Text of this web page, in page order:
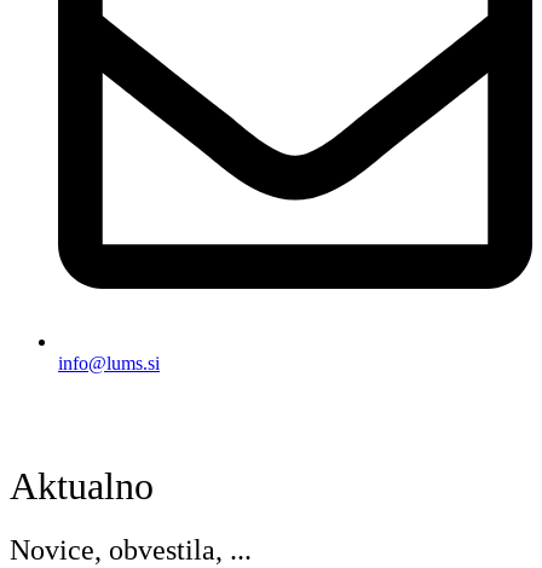
info@lums.si
Aktualno
Novice, obvestila, ...